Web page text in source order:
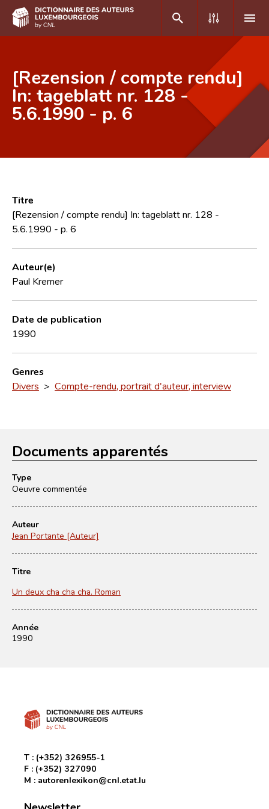
DE FR
Accueil
Recherche avancée
CNL
Équipe scientifique
[Rezension / compte rendu]
In: tageblatt nr. 128 -
5.6.1990 - p. 6
Titre
[Rezension / compte rendu] In: tageblatt nr. 128 -
5.6.1990 - p. 6
Auteur(e)
Paul Kremer
Date de publication
1990
Genres
Divers > Compte-rendu, portrait d'auteur, interview
Documents apparentés
Type
Oeuvre commentée
Auteur
Jean Portante [Auteur]
Titre
Un deux cha cha cha. Roman
Année
1990
T : (+352) 326955-1
F : (+352) 327090
M : autorenlexikon@cnl.etat.lu